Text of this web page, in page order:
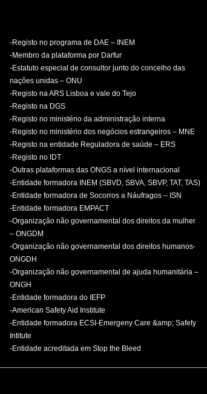
-Registo no programa de DAE – INEM
-Membro da plataforma por Darfur
-Estatuto especial de consultor junto do concelho das
nações unidas – ONU
-Registo na ARS Lisboa e vale do Tejo
-Registo na DGS
-Registo no ministério da administração interna
-Registo no ministério dos negócios estrangeiros – MNE
-Registo na entidade Reguladora de saúde – ERS
-Registo no IDT
-Outras plataformas das ONGS a nível internacional
-Entidade formadora INEM (SBVD, SBVA, SBVP, TAT, TAS)
-Entidade formadora de Socorros a Náufragos – ISN
-Entidade formadora EMPACT
-Organização não governamental dos direitos da mulher
– ONGDM
-Organização não governamental dos direitos humanos-
ONGDH
-Organização não governamental de ajuda humanitária –
ONGH
-Entidade formadora do IEFP
-American Safety Aid Institute
-Entidade formadora ECSI-Emergeny Care &amp; Safety
Intitute
-Entidade acreditada em Stop the Bleed